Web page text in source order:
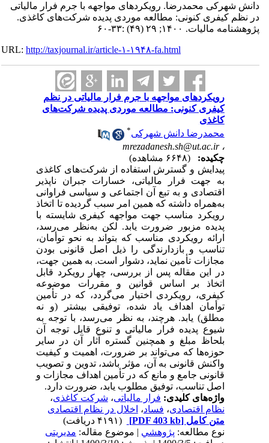
دانش شهرکی محمدرضا. رویکردهای مواجهه با جرم فرار مالیاتی
در نظم کیفری کنونی: مطالعه موردی پدیده شرکت‌های کاغذی.
پژوهشنامه مالیات. ۱۴۰۰; ۲۹ (۴۹) :۳۳-۶۰
URL:http://taxjournal.ir/article-۱-۱۹۴۸-fa.html
رویکردهای مواجهه با جرم فرار مالیاتی در نظم
کیفری کنونی: مطالعه موردی پدیده شرکت‌های
کاغذی
محمدرضا دانش شهرکی
mrezadanesh.sh@ut.ac.ir
چکیده:
پیدایش و گسترش استفاده از شرکت‌های کاغذی
به جهت فرار مالیاتی، خسارات جبران ناپذیر
اقتصادی و به تبع آن اجتماعی و سیاسی فراوانی
به‌همراه داشته که همین امر سبب گردیده تا اتخاذ
رویکرد مناسب جهت مواجهه کیفری شایسته با
پدیده مزبور ضرورت یابد. لکن به‌نظر می‌رسد،
ارائه رویکردی مناسب که بتواند به نحو توأمان،
تناسب و بازدارندگی را ذیل اصل قانونی بودن
مجازات تأمین نماید، دشوار است. به همین جهت،
در این مقاله پس از بررسی، چهار رویکرد قابل
اتخاذ بر اساس قوانین و مقررات موضوعه
کیفری، رویکردی اختیار ‌می‌گردد، که در تأمین
توأمان اهداف یاد شده، توفیقی بیشتر (و نه
مطلق) یابد. هرچند، به نظر می‌رسد، با توجه به
شیوع پدیده فرار مالیاتی و تنوع قابل توجه آن
بلحاظ مبلغ و همچنین گستره آثار آن در سایر
حوزه‌ها که می‌تواند بر ضرورت، اهمیت و کیفیت
واکنش قانونی به آن، مؤثر باشد، تدوین و تصویب
قانونی جامع و مانع که در تأمین اهداف مجازات و
اصل تناسب، توفیق مطلوب یابد، ضرورت دارد.
واژه‌های کلیدی:فرار مالیاتی،شرکت کاغذی،
نظام اقتصادی،فساد،اخلال در نظام اقتصادی
متن کامل[PDF 403 kb]
نوع مطالعه:پژوهشي| موضوع مقاله:مدیریتی